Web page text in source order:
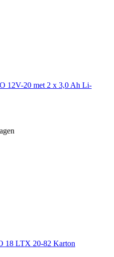
12V-20 met 2 x 3,0 Ah Li-
18 LTX 20-82 Karton